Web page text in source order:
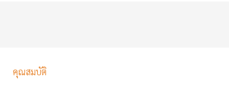
คุณสมบัติ